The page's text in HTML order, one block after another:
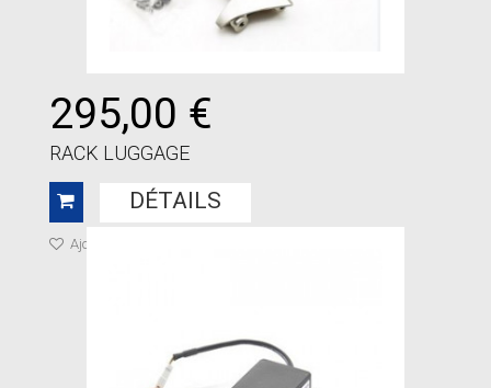
295,00 €
RACK LUGGAGE
DÉTAILS
Ajouter à ma liste de cadeaux